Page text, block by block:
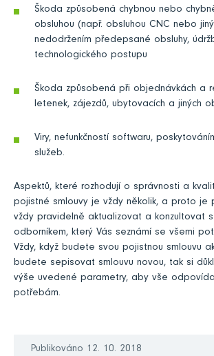
Škoda způsobená chybnou nebo
obsluhou (např. obsluhou CNC nebo
nedodržením předepsané obsluhy,
technologického postupu
Škoda způsobená při objednávkách a
letenek, zájezdů, ubytovacích a jiných
Viry, nefunkčností softwaru,
služeb.
Aspektů, které rozhodují o správnosti a
pojistné smlouvy je vždy několik, a proto je
vždy pravidelně aktualizovat a konzultovat
odborníkem, který Vás seznámí se všemi
Vždy, když budete svou pojistnou smlouvu
budete sepisovat smlouvu novou, tak si
výše uvedené parametry, aby vše
potřebám.
Publikováno 12. 10. 2018